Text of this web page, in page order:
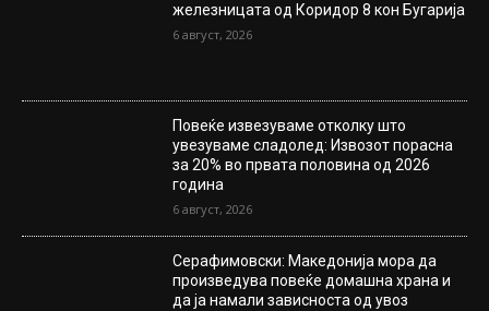
железницата од Коридор 8 кон Бугарија
6 август, 2026
Повеќе извезуваме отколку што
увезуваме сладолед: Извозот порасна
за 20% во првата половина од 2026
година
6 август, 2026
Серафимовски: Македонија мора да
произведува повеќе домашна храна и
да ја намали зависноста од увоз